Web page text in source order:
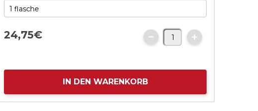
24,75€
IN DEN WARENKORB